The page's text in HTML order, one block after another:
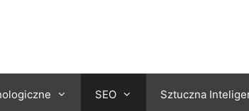
SEO Sztuczna